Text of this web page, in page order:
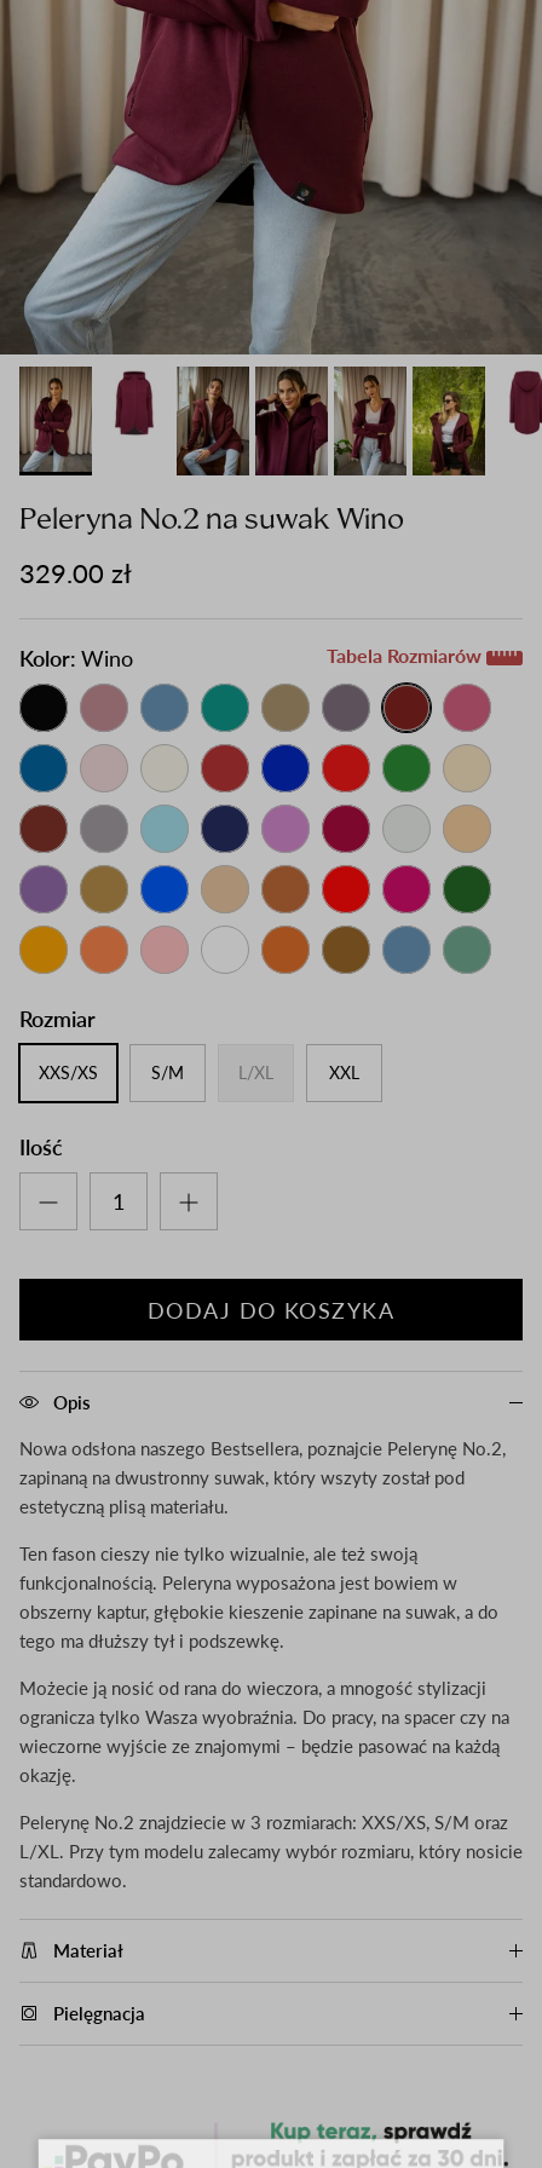
Peleryna No.2 na suwak Wino
329.00 zł
Tabela Rozmiarów
Kolor: Wino
Rozmiar
XXS/XS S/M L/XL XXL
Ilość
DODAJ DO KOSZYKA
Opis
Nowa odsłona naszego Bestsellera, poznajcie Pelerynę No.2,
zapinaną na dwustronny suwak, który wszyty został pod
estetyczną plisą materiału.
Ten fason cieszy nie tylko wizualnie, ale też swoją
funkcjonalnością. Peleryna wyposażona jest bowiem w
obszerny kaptur, głębokie kieszenie zapinane na suwak, a do
tego ma dłuższy tył i podszewkę.
Możecie ją nosić od rana do wieczora, a mnogość stylizacji
ogranicza tylko Wasza wyobraźnia. Do pracy, na spacer czy na
wieczorne wyjście ze znajomymi – będzie pasować na każdą
okazję.
Pelerynę No.2 znajdziecie w 3 rozmiarach: XXS/XS, S/M oraz
L/XL. Przy tym modelu zalecamy wybór rozmiaru, który nosicie
standardowo.
Materiał
Pielęgnacja